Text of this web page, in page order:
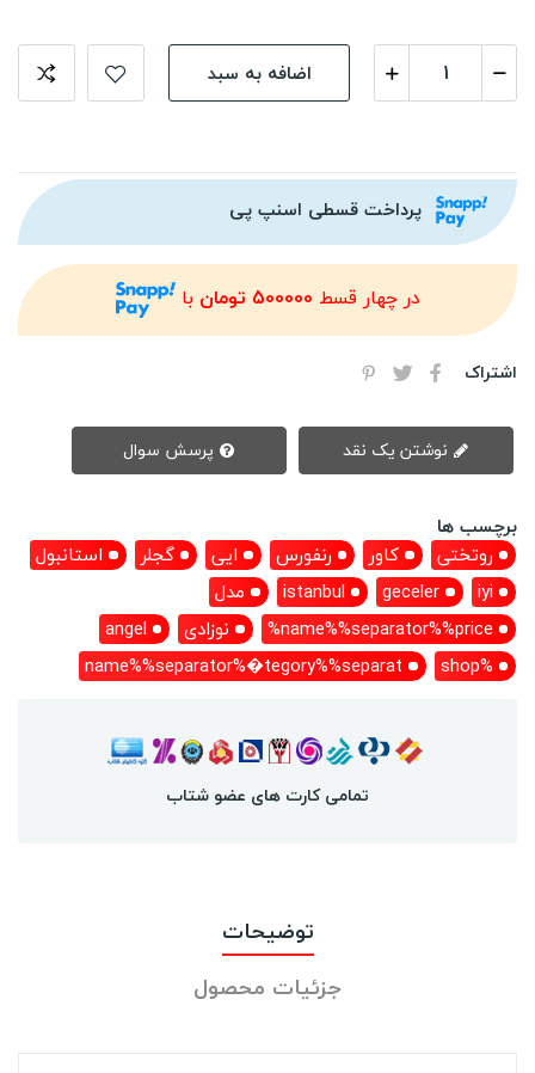
اضافه به سبد
پرداخت قسطی اسنپ پی
در چهار قسط 500000 تومان با
اشتراک
برچسب ها
روتختی
کاور رنفورس ایی گجلر
استانبول
iyi
geceler
istanbul
مدل
name%%separator%%price%
نوزادی
angel
%shop
name%%separator%�tegory%%separat
تمامی کارت های عضو شتاب
توضیحات
جزئیات محصول